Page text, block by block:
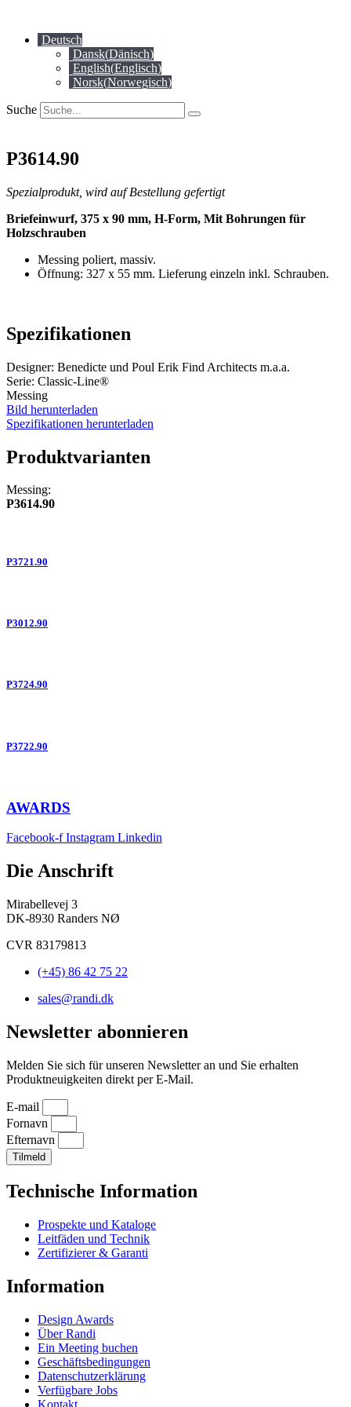
springenDeutsch
Dansk(Dänisch)
English(Englisch)
Norsk(Norwegisch)
Suche
P3614.90
Spezialprodukt, wird auf Bestellung gefertigt
Briefeinwurf, 375 x 90 mm, H-Form, Mit Bohrungen für
Holzschrauben
Messing poliert, massiv.
Öffnung: 327 x 55 mm. Lieferung einzeln inkl. Schrauben.
Spezifikationen
Designer: Benedicte und Poul Erik Find Architects m.a.a.
Serie: Classic-Line®
Messing
Bild herunterladen
Spezifikationen herunterladen
Produktvarianten
Messing:
P3614.90
P3721.90
P3012.90
P3724.90
P3722.90
AWARDS
Facebook-f Instagram Linkedin
Die Anschrift
Mirabellevej 3
DK-8930 Randers NØ
CVR 83179813
(+45) 86 42 75 22
sales@randi.dk
Newsletter abonnieren
Melden Sie sich für unseren Newsletter an und Sie erhalten
Produktneuigkeiten direkt per E-Mail.
E-mail
Fornavn
Efternavn
Tilmeld
Technische Information
Prospekte und Kataloge
Leitfäden und Technik
Zertifizierer & Garanti
Information
Design Awards
Über Randi
Ein Meeting buchen
Geschäftsbedingungen
Datenschutzerklärung
Verfügbare Jobs
Kontakt